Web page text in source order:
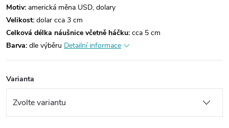
Motiv: americká měna USD, dolary
Velikost: dolar cca 3 cm
Celková délka náušnice včetně háčku: cca 5 cm
Barva: dle výběru Detailní informace
Varianta